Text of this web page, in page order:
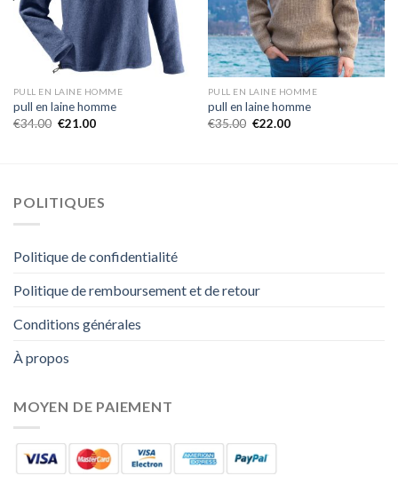
PULL EN LAINE HOMME
pull en laine homme
€34.00 €21.00
PULL EN LAINE HOMME
pull en laine homme
€35.00 €22.00
POLITIQUES
Politique de confidentialité
Politique de remboursement et de retour
Conditions générales
À propos
MOYEN DE PAIEMENT